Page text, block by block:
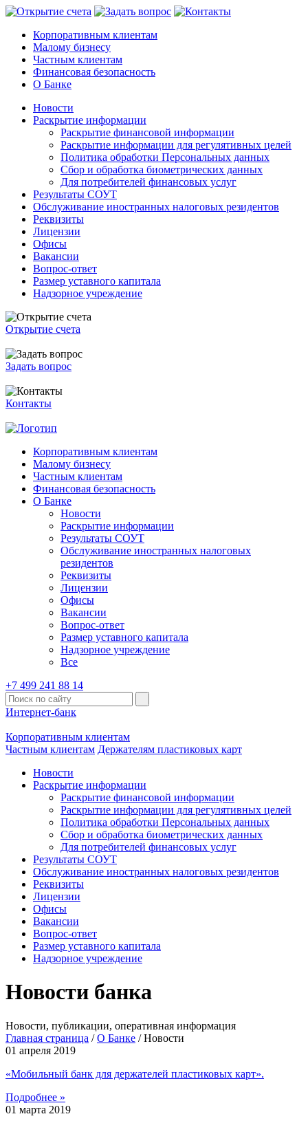
Корпоративным клиентам
Малому бизнесу
Частным клиентам
Финансовая безопасность
О Банке
Новости
Раскрытие информации
Раскрытие финансовой информации
Раскрытие информации для регулятивных целей
Политика обработки Персональных данных
Сбор и обработка биометрических данных
Для потребителей финансовых услуг
Результаты СОУТ
Обслуживание иностранных налоговых резидентов
Реквизиты
Лицензии
Офисы
Вакансии
Вопрос-ответ
Размер уставного капитала
Надзорное учреждение
Открытие счета
Задать вопрос
Контакты
Корпоративным клиентам
Малому бизнесу
Частным клиентам
Финансовая безопасность
О Банке
Новости
Раскрытие информации
Результаты СОУТ
Обслуживание иностранных налоговых
резидентов
Реквизиты
Лицензии
Офисы
Вакансии
Вопрос-ответ
Размер уставного капитала
Надзорное учреждение
Все
+7 499 241 88 14
Интернет-банк
Корпоративным клиентам
Частным клиентам Держателям пластиковых карт
Новости
Раскрытие информации
Раскрытие финансовой информации
Раскрытие информации для регулятивных целей
Политика обработки Персональных данных
Сбор и обработка биометрических данных
Для потребителей финансовых услуг
Результаты СОУТ
Обслуживание иностранных налоговых резидентов
Реквизиты
Лицензии
Офисы
Вакансии
Вопрос-ответ
Размер уставного капитала
Надзорное учреждение
Новости банка
Новости, публикации, оперативная информация
Главная страница /О Банке /Новости
01 апреля 2019
«Мобильный банк для держателей пластиковых карт».
Подробнее »
01 марта 2019